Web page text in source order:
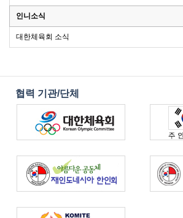
인니소식
대한체육회 소식
협력 기관/단체